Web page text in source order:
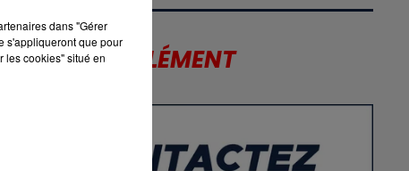
LE SUPPLÉMENT
dans "Gérer
s'appliqueront que pour
les cookies" situé en